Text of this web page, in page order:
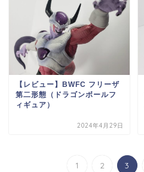
【レビュー】BWFC フリーザ
第二形態（ドラゴンボールフ
ィギュア）
2024年4月29日
1 2 3